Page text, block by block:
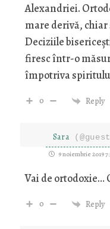
Alexandriei.
mare derivă, chiar
Deciziile
firesc într-o
împotriva
0 Reply
Sara
9 noiembrie 2019
Vai de ortodoxie…
0 Reply